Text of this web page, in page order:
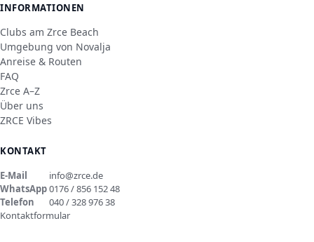
INFORMATIONEN
Clubs am Zrce Beach
Umgebung von Novalja
Anreise & Routen
FAQ
Zrce A–Z
Über uns
ZRCE Vibes
KONTAKT
E-Mail
info@zrce.de
WhatsApp0176 / 856 152 48
Telefon
040 / 328 976 38
Kontaktformular